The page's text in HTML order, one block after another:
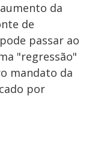
da
de
passar ao
"regressão"
mandato da
por